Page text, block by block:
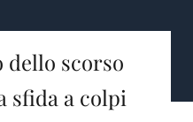
dello scorso
sfida a colpi